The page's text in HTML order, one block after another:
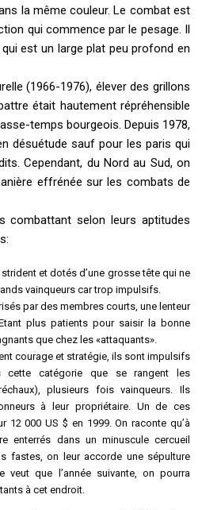
la même couleur. Le combat est
qui commence par le pesage. Il
est un large plat peu profond en
(1966-1976), élever des grillons
était hautement répréhensible
temps bourgeois. Depuis 1978,
désuétude sauf pour les paris qui
Cependant, du Nord au Sud, on
effrénée sur les combats de
combattant selon leurs aptitudes
et dotés d’une grosse tête qui ne
vainqueurs car trop impulsifs.
par des membres courts, une lenteur
plus patients pour saisir la bonne
que chez les «attaquants».
courage et stratégie, ils sont impulsifs
cette catégorie que se rangent les
plusieurs fois vainqueurs. Ils
à leur propriétaire. Un de ces
12 000 US $ en 1999. On raconte qu’à
enterrés dans un minuscule cercueil
fastes, on leur accorde une sépulture
veut que l’année suivante, on pourra
à cet endroit.